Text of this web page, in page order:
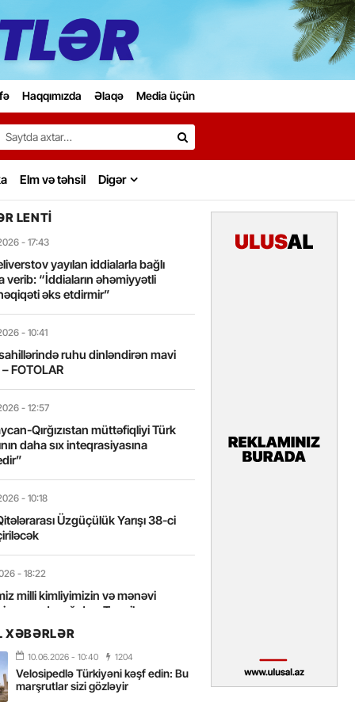
Haqqımızda Əlaqə Media üçün
Search…
Elm və təhsil Digər
LENTI
- 17:43
yayılan iddialarla bağlı
verib: “İddiaların əhəmiyyətli
əks etdirmir”
- 10:41
ruhu dinləndirən mavi
FOTOLAR
- 12:57
Qırğızıstan müttəfiqliyi Türk
daha sıx inteqrasiyasına
- 10:18
Üzgüçülük Yarışı 38-ci
- 18:22
milli kimliyimizin və mənəvi
əsas dayağıdır – Tənzilə
- 16:58
yalnız böyük liderlər dəyişir
XƏBƏRLƏR
10.06.2026 - 10:40 1204
Velosipedlə Türkiyəni kəşf edin: Bu
marşrutlar sizi gözləyir